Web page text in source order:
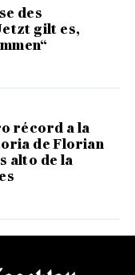
des
gilt es,
récord a la
de Florian
alto de la